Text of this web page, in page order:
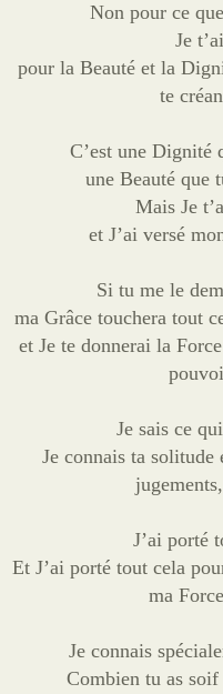
Non pour ce
Je
pour la Beauté et la
te
C’est une Dignité
une Beauté que
Mais Je
et J’ai versé
Si tu me le
ma Grâce touchera tout
et Je te donnerai la
Je sais ce
Je connais ta solitude
J’ai porté
Et J’ai porté tout cela
ma
Je connais
Combien tu as soif